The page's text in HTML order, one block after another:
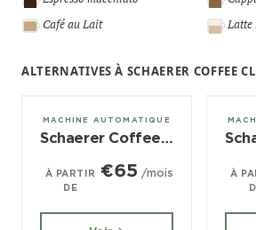
Café au Lait
Latte
ALTERNATIVES À SCHAERER COFFEE
± 60/jour
MACHINE AUTOMATIQUE
Schaerer Coffee Prime
À PARTIR
DE
€65 /mois
±
À